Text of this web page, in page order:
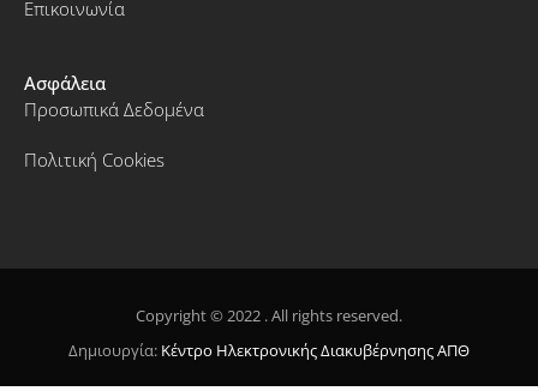
Επικοινωνία
Ασφάλεια
Προσωπικά Δεδομένα
Πολιτική Cookies
Copyright © 2022 . All rights reserved.
Δημιουργία: Κέντρο Ηλεκτρονικής Διακυβέρνησης ΑΠΘ